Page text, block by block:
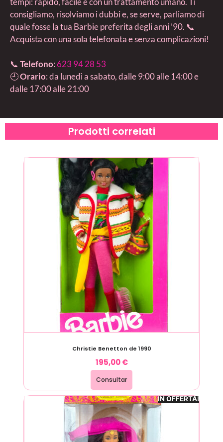
consigliamo, risolviamo i dubbi e, se serve, parliamo di
quale fosse la tua Barbie preferita degli anni ’90. 📞
Acquista con una sola telefonata e senza complicazioni!
📞 Telefono: 623 94 28 53
🕘Orario: da lunedì a sabato, dalle 9:00 alle 14:00 e
dalle 17:00 alle 21:00
Prodotti correlati
Christie Benetton de 1990
195,00€
Consultar
IN OFFERTA!